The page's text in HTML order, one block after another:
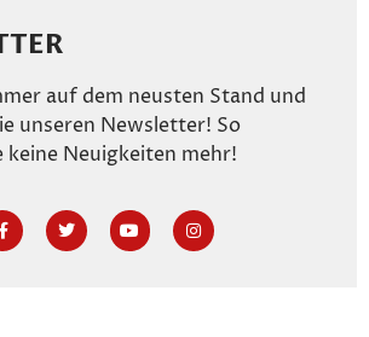
auf dem neusten Stand und
unseren Newsletter! So
keine Neuigkeiten mehr!